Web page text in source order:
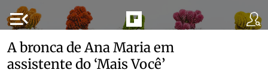
menu_open
A bronca de Ana Maria em
assistente do ‘Mais Você’